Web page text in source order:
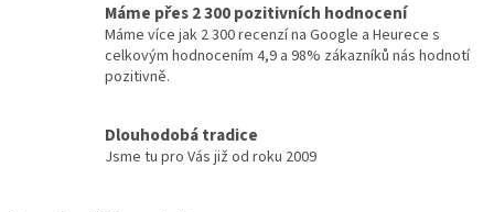
Máme přes 2 300 pozitivních hodnocení
Máme více jak 2 300 recenzí na Google a Heurece s
celkovým hodnocením 4,9 a 98% zákazníků nás hodnotí
pozitivně.
Dlouhodobá tradice
Jsme tu pro Vás již od roku 2009